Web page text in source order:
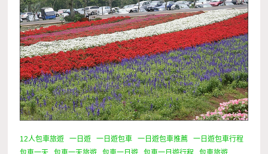
12人包車旅遊 一日遊 一日遊包車 一日遊包車推薦
一日遊包車行程